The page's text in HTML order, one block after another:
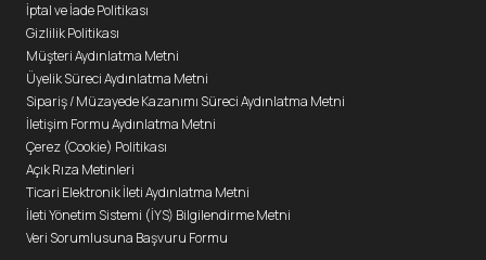
İptal ve İade Politikası
Gizlilik Politikası
Müşteri Aydınlatma Metni
Üyelik Süreci Aydınlatma Metni
Sipariş / Müzayede Kazanımı Süreci Aydınlatma Metni
İletişim Formu Aydınlatma Metni
Çerez (Cookie) Politikası
Açık Rıza Metinleri
Ticari Elektronik İleti Aydınlatma Metni
İleti Yönetim Sistemi (İYS) Bilgilendirme Metni
Veri Sorumlusuna Başvuru Formu